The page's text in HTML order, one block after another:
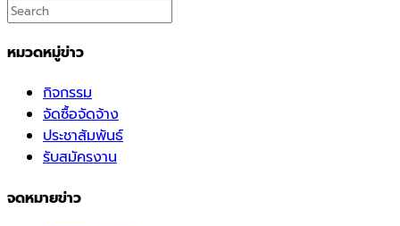
หมวดหมู่ข่าว
กิจกรรม
จัดซื้อจัดจ้าง
ประชาสัมพันธ์
รับสมัครงาน
จดหมายข่าว